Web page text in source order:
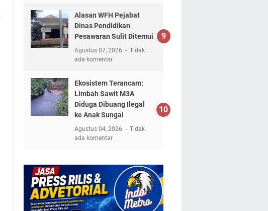
Alasan WFH Pejabat
Dinas Pendidikan
Pesawaran Sulit Ditemui
Agustus 07, 2026
Tidak
ada komentar
Ekosistem Terancam:
Limbah Sawit M3A
Diduga Dibuang Ilegal
ke Anak Sungai
Agustus 04, 2026
Tidak
ada komentar